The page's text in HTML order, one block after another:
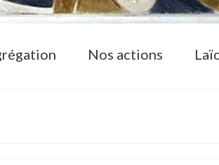
Nos actions